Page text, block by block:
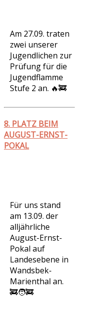
Am 27.09. traten
zwei unserer
Jugendlichen zur
Prüfung für die
Jugendflamme
Stufe 2 an. 🔥🚒
8. PLATZ BEIM
AUGUST-ERNST-
POKAL
Für uns stand
am 13.09. der
alljährliche
August-Ernst-
Pokal auf
Landesebene in
Wandsbek-
Marienthal an.
🚒🧑‍🚒